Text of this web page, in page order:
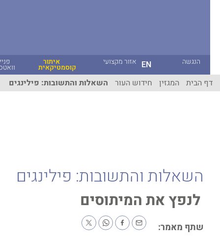
פניית
וואטסאפ
איתור
קוסמטיקאית
אזור מקצועי הנגשה
הבית המגזין חידוש העור השאלות והתשובות: פילינגים
השאלות והתשובות: פילינגים
לנפץ את המיתוסים
שתף מאמר: